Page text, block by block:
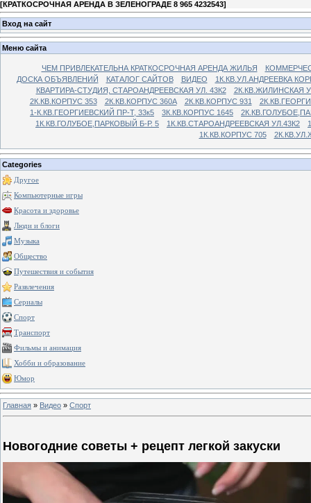
[КРАТКОСРОЧНАЯ АРЕНДА В ЗЕЛЕНОГРАДЕ 8 965 4232543]
Вход на сайт
Меню сайта
ЧЕМ ПРИВЛЕКАТЕЛЬНА КРАТКОСРОЧНАЯ АРЕНДА ЖИЛЬЯ
ДОСКА ОБЪЯВЛЕНИЙ
КАТАЛОГ САЙТОВ ВИДЕО
1К.КВ.УЛ.АНДРЕЕВКА
КВАРТИРА-СТУДИЯ, СТАРОАНДРЕЕВСКАЯ УЛ. 43К2
2К.КВ.ЖИЛИНСКАЯ
2К.КВ.КОРПУС 353
2К.КВ.КОРПУС 360А 2К.КВ.КОРПУС 931
1-К.КВ.ГЕОРГИЕВСКИЙ ПР-Т, 33к5
3К.КВ.КОРПУС 1645
1К.КВ.ГОЛУБОЕ,ПАРКОВЫЙ Б-Р. 5
1К.КВ.СТАРОАНДРЕЕВСКАЯ УЛ.43К2
1К.КВ.КОРПУС 705
Categories
Другое
Компьютерные игры
Красота и здоровье
Люди и блоги
Музыка
Общество
Путешествия и события
Развлечения
Сериалы
Спорт
Транспорт
Фильмы и анимация
Хобби и образование
Юмор
Главная » Видео » Спорт
Новогодние советы + рецепт легкой закуски